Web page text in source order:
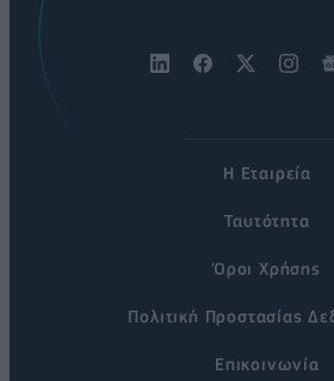
Η Εταιρεία
Ταυτότητα
Όροι Χρήσης
Πολιτική Προστασίας
Επικοινωνία